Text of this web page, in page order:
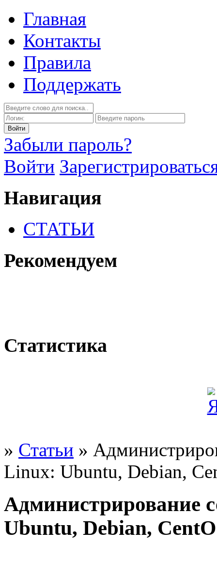
Главная
Контакты
Правила
Поддержать
Забыли пароль?
Войти
Навигация
СТАТЬИ
Рекомендуем
Статистика
» Статьи »
Linux: Ubuntu, Debian,
Администрирование
Ubuntu, Debian,